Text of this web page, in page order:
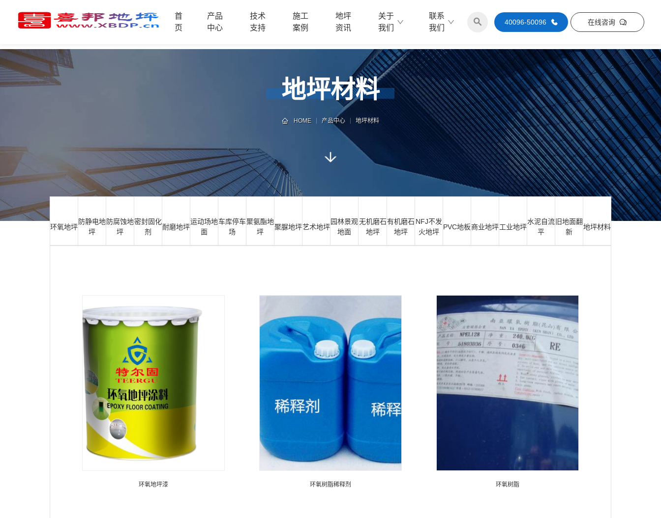
首
页
产品
中心
技术
支持
施工
案例
地坪
资讯
关于
我们
联系
我们
40096-50096 在线咨询
品
中
心
技
术
案
联
系
电
话
地坪材料
HOME 产品中心 地坪材料
环氧地坪
防静电地
坪
防腐蚀地
坪
密封固化
剂
耐磨地坪
运动场地
面
车库停车
场
聚氨酯地
坪
聚脲地坪艺术地坪
园林景观
地面
无机磨石
地坪
有机磨石
地坪
NFJ不发
火地坪
PVC地板商业地坪工业地坪
水泥自流
平
旧地面翻
新
地坪材料
环氧地坪漆 环氧树脂稀释剂 环氧树脂